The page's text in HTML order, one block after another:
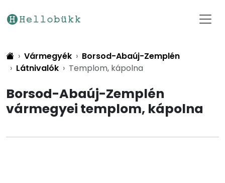
Vármegyék
Borsod-Abaúj-Zemplén
Látnivalók
Templom, kápolna
Borsod-Abaúj-Zemplén
vármegyei templom, kápolna